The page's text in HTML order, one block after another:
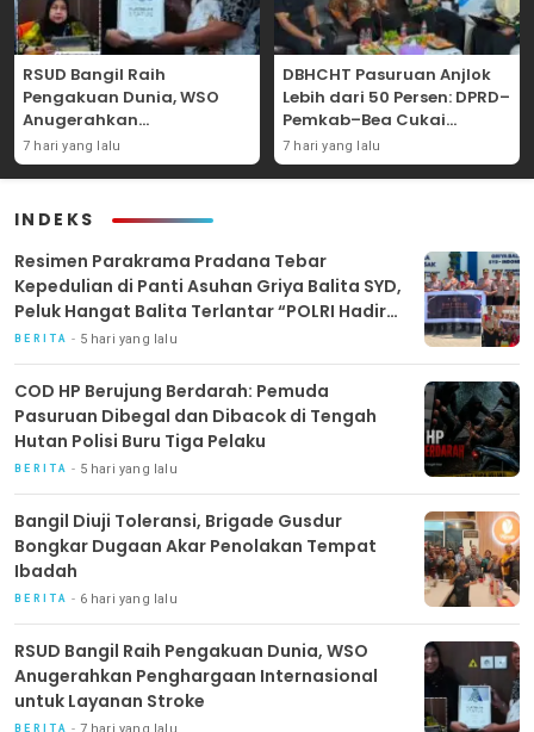
RSUD Bangil Raih
Pengakuan Dunia, WSO
Anugerahkan
Penghargaan
Internasional untuk
7 hari yang lalu
DBHCHT Pasuruan Anjlok
Lebih dari 50 Persen: DPRD–
Pemkab–Bea Cukai
Perkuat Perang Melawan
Peredaran Rokok Ilegal
7 hari yang lalu
INDEKS
Resimen Parakrama Pradana Tebar
Kepedulian di Panti Asuhan Griya Balita SYD,
Peluk Hangat Balita Terlantar “POLRI Hadir
Dengan Hati”
BERITA 5 hari yang lalu
COD HP Berujung Berdarah: Pemuda
Pasuruan Dibegal dan Dibacok di Tengah
Hutan Polisi Buru Tiga Pelaku
BERITA 5 hari yang lalu
Bangil Diuji Toleransi, Brigade Gusdur
Bongkar Dugaan Akar Penolakan Tempat
Ibadah
BERITA 6 hari yang lalu
RSUD Bangil Raih Pengakuan Dunia, WSO
Anugerahkan Penghargaan Internasional
untuk Layanan Stroke
BERITA